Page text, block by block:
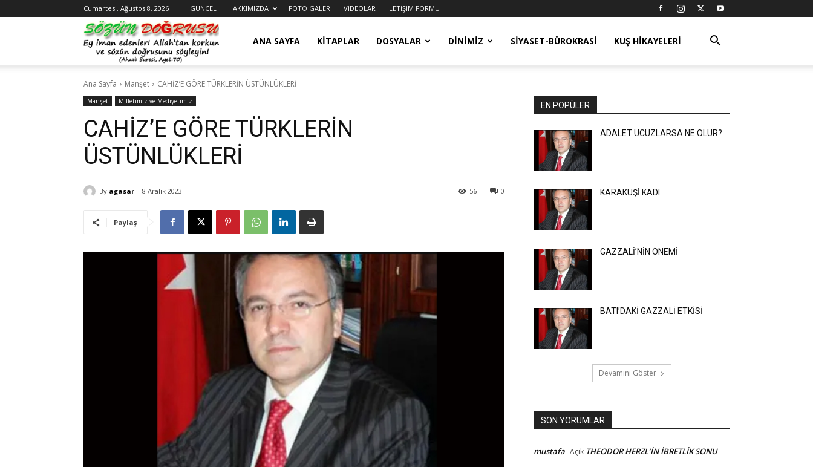
Cumartesi, Ağustos 8, 2026 GÜNCEL HAKKIMIZDA FOTO GALERİ VİDEOLAR İLETİŞİM FORMU
Sözün
Doğrusu
ANA SAYFA KITAPLAR DOSYALAR DİNİMİZ SIYASET-BÜROKRASI KUŞ HIKAYELERI
Ana Sayfa Manşet CAHİZ’E GÖRE TÜRKLERİN ÜSTÜNLÜKLERİ
Manşet Milletimiz ve Mediyetimiz
CAHİZ’E GÖRE TÜRKLERİN
ÜSTÜNLÜKLERİ
By agasar 8 Aralık 2023 0
56
Paylaş
EN POPÜLER
ADALET UCUZLARSA NE OLUR?
KARAKUŞİ KADI
GAZZALİ’NİN ÖNEMİ
BATI’DAKİ GAZZALİ ETKİSİ
Devamını Göster
SON YORUMLAR
mustafa Açık THEODOR HERZL’İN İBRETLİK SONU